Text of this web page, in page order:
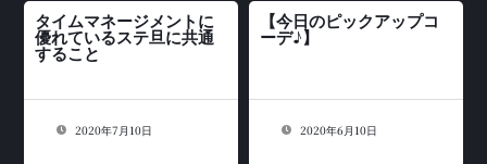
タイムマネージメントに
優れているステ旦に共通
すること
2020年7月10日
【今日のピックアップコ
ーデ♪】
2020年6月10日